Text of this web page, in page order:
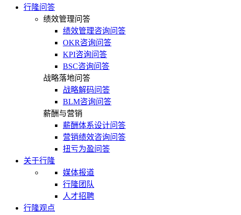
行隆问答
绩效管理问答
绩效管理咨询问答
OKR咨询问答
KPI咨询问答
BSC咨询问答
战略落地问答
战略解码问答
BLM咨询问答
薪酬与营销
薪酬体系设计问答
营销绩效咨询问答
扭亏为盈问答
关于行隆
媒体报道
行隆团队
人才招聘
行隆观点